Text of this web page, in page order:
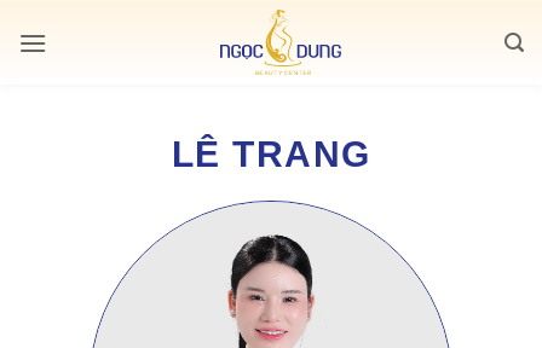
qua
LÊ TRANG